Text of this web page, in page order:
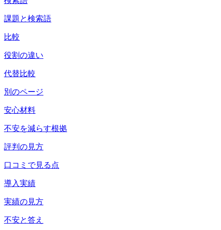
課題と検索語
比較
役割の違い
代替比較
別のページ
安心材料
不安を減らす根拠
評判の見方
口コミで見る点
導入実績
実績の見方
不安と答え